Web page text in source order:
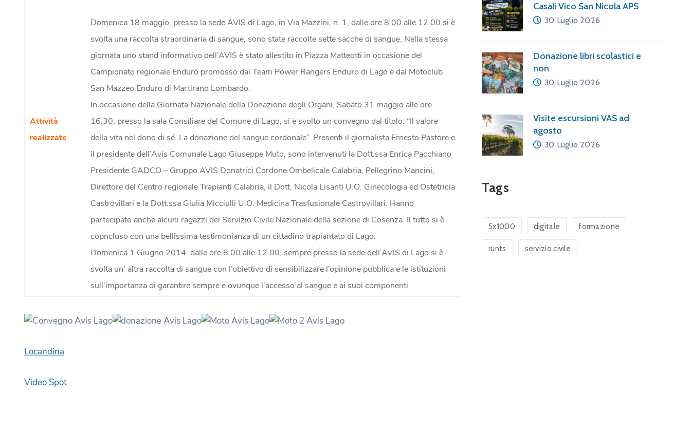
Attività
realizzate
Domenica 18 maggio, presso la sede AVIS di Lago, in Via Mazzini, n. 1, dalle ore 8.00 alle 12.00 si è
svolta una raccolta straordinaria di sangue, sono state raccolte sette sacche di sangue. Nella stessa
giornata uno stand informativo dell’AVIS è stato allestito in Piazza Matteotti in occasione del
Campionato regionale Enduro promosso dal Team Power Rangers Enduro di Lago e dal Motoclub
San Mazzeo Enduro di Martirano Lombardo.
In occasione della Giornata Nazionale della Donazione degli Organi, Sabato 31 maggio alle ore
16.30, presso la sala Consiliare del Comune di Lago, si è svolto un convegno dal titolo: “Il valore
della vita nel dono di sé. La donazione del sangue cordonale”. Presenti il giornalista Ernesto Pastore e
il presidente dell’Avis Comunale Lago Giuseppe Muto, sono intervenuti la Dott.ssa Enrica Pacchiano
Presidente GADCO – Gruppo AVIS Donatrici Cordone Ombelicale Calabria, Pellegrino Mancini,
Direttore del Centro regionale Trapianti Calabria, il Dott. Nicola Lisanti U.O. Ginecologia ed Ostetricia
Castrovillari e la Dott.ssa Giulia Micciulli U.O. Medicina Trasfusionale Castrovillari. Hanno
partecipato anche alcuni ragazzi del Servizio Civile Nazionale della sezione di Cosenza. Il tutto si è
copncluso con una bellissima testimonianza di un cittadino trapiantato di Lago.
Domenica 1 Giugno 2014 dalle ore 8.00 alle 12.00, sempre presso la sede dell’AVIS di Lago si è
svolta un’ altra raccolta di sangue con l’obiettivo di sensibilizzare l’opinione pubblica e le istituzioni
sull’importanza di garantire sempre e ovunque l’accesso al sangue e ai suoi componenti.
Locandina
Video Spot
Casali Vico San Nicola APS
30 Luglio 2026
Donazione libri scolastici e
non
30 Luglio 2026
Visite escursioni VAS ad
agosto
30 Luglio 2026
Tags
5x1000 digitale formazione
runts servizio civile